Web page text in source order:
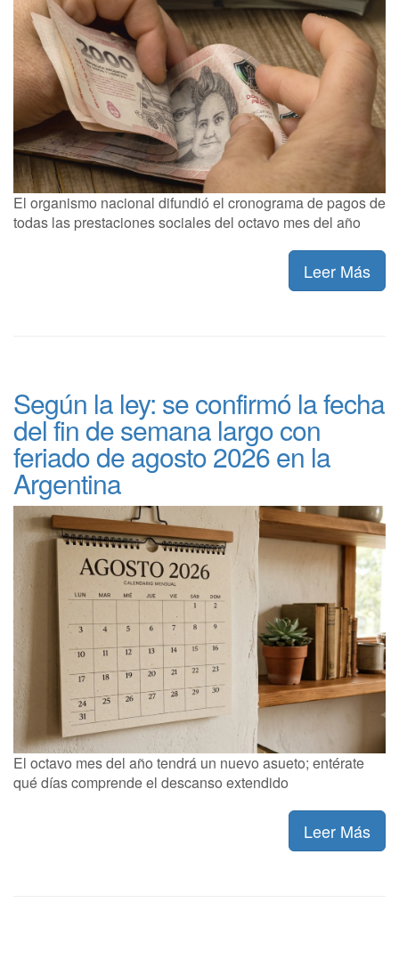
El organismo nacional difundió el cronograma de pagos de
todas las prestaciones sociales del octavo mes del año
Leer Más
Según la ley: se confirmó la fecha
del fin de semana largo con
feriado de agosto 2026 en la
Argentina
El octavo mes del año tendrá un nuevo asueto; entérate
qué días comprende el descanso extendido
Leer Más